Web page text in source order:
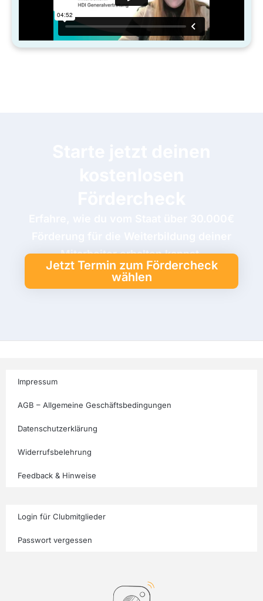
Mitarbeiter erhalten kannst.
Jetzt Termin zum Fördercheck
wählen
Impressum
AGB – Allgemeine Geschäftsbedingungen
Datenschutzerklärung
Widerrufsbelehrung
Feedback & Hinweise
Login für Clubmitglieder
Passwort vergessen